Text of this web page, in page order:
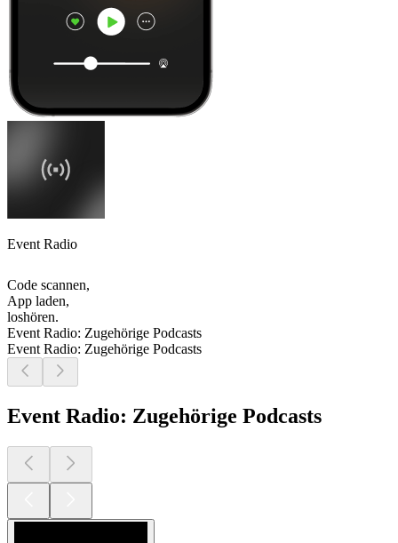
Event Radio
Code scannen,
App laden,
loshören.
Event Radio: Zugehörige Podcasts
Event Radio: Zugehörige Podcasts
Event Radio: Zugehörige Podcasts